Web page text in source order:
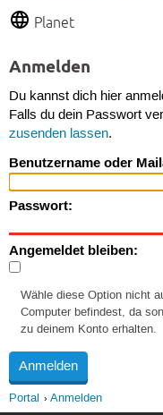
Planet
Anmelden
Du kannst dich hier
Falls du dein Passwort
zusenden lassen.
Benutzername oder
Passwort:
Angemeldet bleiben:
Wähle diese Option nicht
Computer befindest, da
zu deinem Konto erhalten.
Portal Anmelden